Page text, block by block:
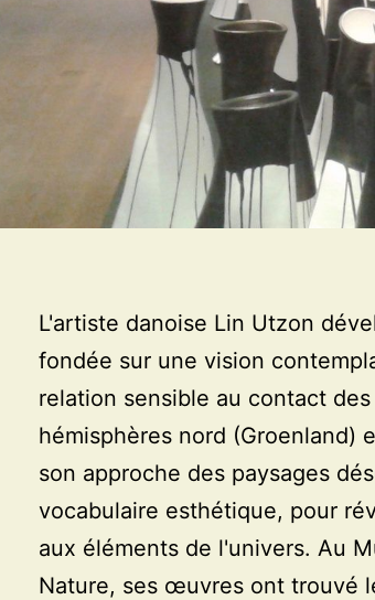
L'artiste danoise Lin Utzon
fondée sur une vision
relation sensible au contact
hémisphères nord (Groenland)
son approche des paysages
vocabulaire esthétique, pour
aux éléments de l'univers. Au
Nature, ses œuvres ont trouvé